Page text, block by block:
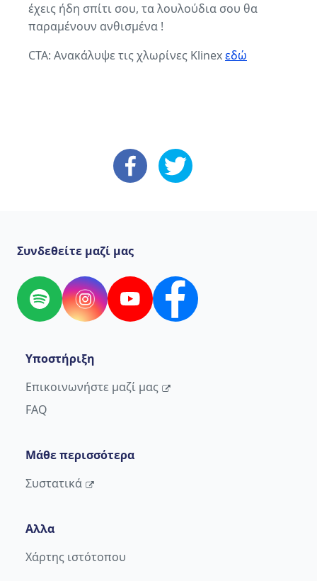
έχεις ήδη σπίτι σου, τα λουλούδια σου θα
παραμένουν ανθισμένα !
CTA: Ανακάλυψε τις χλωρίνες Klinexεδώ
: Facebook
: X
Συνδεθείτε μαζί μας
Spotify InstagramYouTube Facebook
Υποστήριξη
Επικοινωνήστε μαζί μας
FAQ
Μάθε περισσότερα
Συστατικά
Αλλα
Χάρτης ιστότοπου